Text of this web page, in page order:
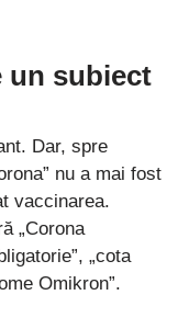
un subiect
Dar, spre
nu a mai fost
vaccinarea.
„Corona
„cota
Omikron”.